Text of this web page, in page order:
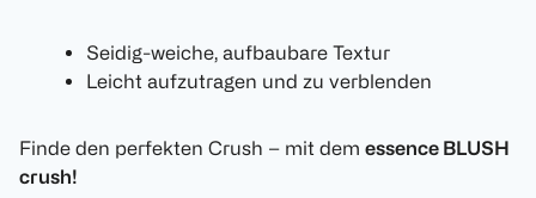
Seidig-weiche, aufbaubare Textur
Leicht aufzutragen und zu verblenden
Finde den perfekten Crush – mit dem essence BLUSH
crush!